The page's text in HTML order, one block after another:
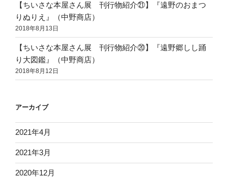
【ちいさな本屋さん展 刊行物紹介㉑】『遠野のおまつ
りぬりえ』（中野商店）
2018年8月13日
【ちいさな本屋さん展 刊行物紹介⑳】『遠野郷しし踊
り大図鑑』（中野商店）
2018年8月12日
アーカイブ
2021年4月
2021年3月
2020年12月